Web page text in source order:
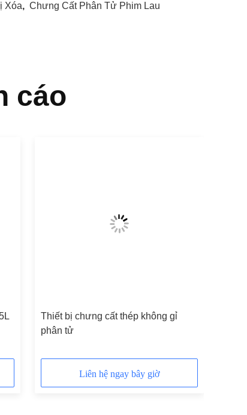
Xóa, Chưng Cất Phân Tử Phim Lau
cáo
Thiết bị chưng cất thép không gỉ
phân tử
Liên hệ ngay bây giờ